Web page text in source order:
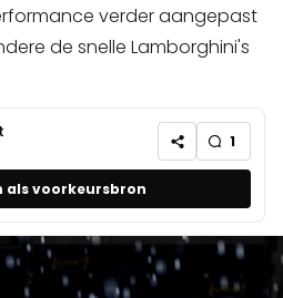
verder aangepast
de snelle Lamborghini's
1
als voorkeursbron